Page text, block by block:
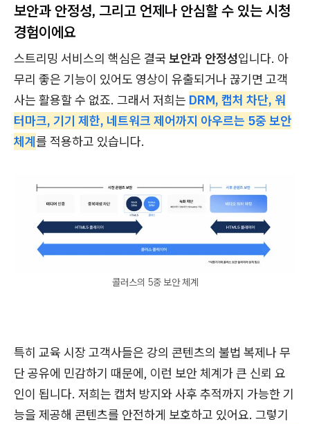
보안과 안정성, 그리고 언제나 안심할 수 있는 시청
경험이에요
스트리밍 서비스의 핵심은 결국 보안과 안정성입니다. 아
무리 좋은 기능이 있어도 영상이 유출되거나 끊기면 고객
사는 활용할 수 없죠. 그래서 저희는 DRM, 캡처 차단, 워
터마크, 기기 제한, 네트워크 제어까지 아우르는 5중 보안
체계를 적용하고 있습니다.
콜러스의 5중 보안 체계
특히 교육 시장 고객사들은 강의 콘텐츠의 불법 복제나 무
단 공유에 민감하기 때문에, 이런 보안 체계가 큰 신뢰 요
인이 됩니다. 저희는 캡처 방지와 사후 추적까지 가능한 기
능을 제공해 콘텐츠를 안전하게 보호하고 있어요. 그렇기